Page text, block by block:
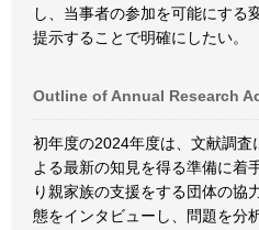
し、当事者の参加を可能にする
提示することで明確にしたい。
Outline of Annual Research
初年度の2024年度は、文献調査
よる最新の知見を得る準備に着
り親家族の支援をする団体の協
態をインタビューし、問題を分